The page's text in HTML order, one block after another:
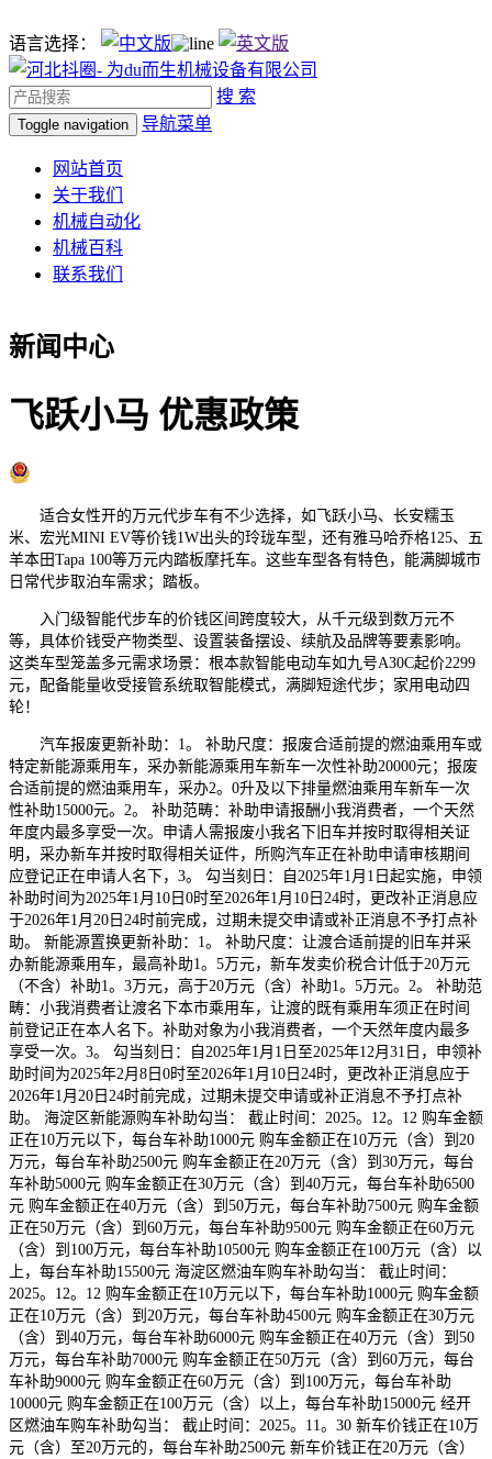
语言选择：
搜 索
Toggle navigation 导航菜单
网站首页
关于我们
机械自动化
机械百科
联系我们
新闻中心
飞跃小马 优惠政策
适合女性开的万元代步车有不少选择，如飞跃小马、长安糯玉
米、宏光MINI EV等价钱1W出头的玲珑车型，还有雅马哈乔格125、五
羊本田Tapa 100等万元内踏板摩托车。这些车型各有特色，能满脚城市
日常代步取泊车需求；踏板。
入门级智能代步车的价钱区间跨度较大，从千元级到数万元不
等，具体价钱受产物类型、设置装备摆设、续航及品牌等要素影响。
这类车型笼盖多元需求场景：根本款智能电动车如九号A30C起价2299
元，配备能量收受接管系统取智能模式，满脚短途代步；家用电动四
轮！
汽车报废更新补助：1。 补助尺度：报废合适前提的燃油乘用车或
特定新能源乘用车，采办新能源乘用车新车一次性补助20000元；报废
合适前提的燃油乘用车，采办2。0升及以下排量燃油乘用车新车一次
性补助15000元。2。 补助范畴：补助申请报酬小我消费者，一个天然
年度内最多享受一次。申请人需报废小我名下旧车并按时取得相关证
明，采办新车并按时取得相关证件，所购汽车正在补助申请审核期间
应登记正在申请人名下，3。 勾当刻日：自2025年1月1日起实施，申领
补助时间为2025年1月10日0时至2026年1月10日24时，更改补正消息应
于2026年1月20日24时前完成，过期未提交申请或补正消息不予打点补
助。 新能源置换更新补助：1。 补助尺度：让渡合适前提的旧车并采
办新能源乘用车，最高补助1。5万元，新车发卖价税合计低于20万元
（不含）补助1。3万元，高于20万元（含）补助1。5万元。2。 补助范
畴：小我消费者让渡名下本市乘用车，让渡的既有乘用车须正在时间
前登记正在本人名下。补助对象为小我消费者，一个天然年度内最多
享受一次。3。 勾当刻日：自2025年1月1日至2025年12月31日，申领补
助时间为2025年2月8日0时至2026年1月10日24时，更改补正消息应于
2026年1月20日24时前完成，过期未提交申请或补正消息不予打点补
助。 海淀区新能源购车补助勾当： 截止时间：2025。12。12 购车金额
正在10万元以下，每台车补助1000元 购车金额正在10万元（含）到20
万元，每台车补助2500元 购车金额正在20万元（含）到30万元，每台
车补助5000元 购车金额正在30万元（含）到40万元，每台车补助6500
元 购车金额正在40万元（含）到50万元，每台车补助7500元 购车金额
正在50万元（含）到60万元，每台车补助9500元 购车金额正在60万元
（含）到100万元，每台车补助10500元 购车金额正在100万元（含）以
上，每台车补助15500元 海淀区燃油车购车补助勾当： 截止时间：
2025。12。12 购车金额正在10万元以下，每台车补助1000元 购车金额
正在10万元（含）到20万元，每台车补助4500元 购车金额正在30万元
（含）到40万元，每台车补助6000元 购车金额正在40万元（含）到50
万元，每台车补助7000元 购车金额正在50万元（含）到60万元，每台
车补助9000元 购车金额正在60万元（含）到100万元，每台车补助
10000元 购车金额正在100万元（含）以上，每台车补助15000元 经开
区燃油车购车补助勾当： 截止时间：2025。11。30 新车价钱正在10万
元（含）至20万元的，每台车补助2500元 新车价钱正在20万元（含）